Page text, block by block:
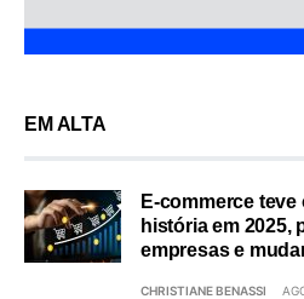
EM ALTA
E-commerce
história em 2025,
empresas e
CHRISTIANE BENASSI